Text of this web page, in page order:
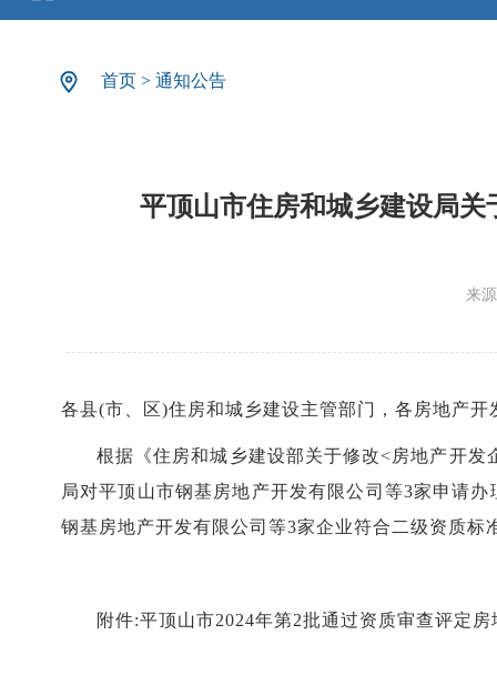
首页 > 通知公告
平顶山市住房和城乡建设局关
来
各县(市、区)住房和城乡建设主管部门，各房地产开
根据《住房和城乡建设部关于修改<房地产开
局对平顶山市钢基房地产开发有限公司等3家申请
钢基房地产开发有限公司等3家企业符合二级资质
附件:平顶山市2024年第2批通过资质审查评定